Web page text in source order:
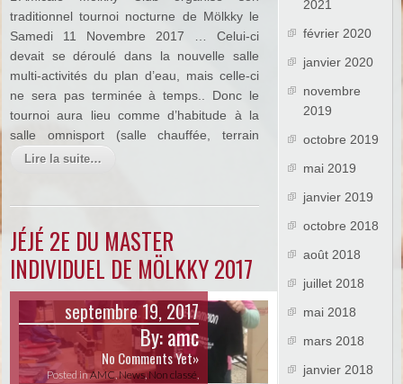
traditionnel tournoi nocturne de Mölkky le
Samedi 11 Novembre 2017 … Celui-ci
devait se déroulé dans la nouvelle salle
multi-activités du plan d’eau, mais celle-ci
ne sera pas terminée à temps.. Donc le
tournoi aura lieu comme d’habitude à la
salle omnisport (salle chauffée, terrain
Lire la suite…
JÉJÉ 2E DU MASTER
INDIVIDUEL DE MÖLKKY 2017
septembre 19, 2017
By:amc
No Comments Yet»
Posted inAMC,News,Non classé,
2021
février 2020
janvier 2020
novembre
2019
octobre 2019
mai 2019
janvier 2019
octobre 2018
août 2018
juillet 2018
mai 2018
mars 2018
janvier 2018